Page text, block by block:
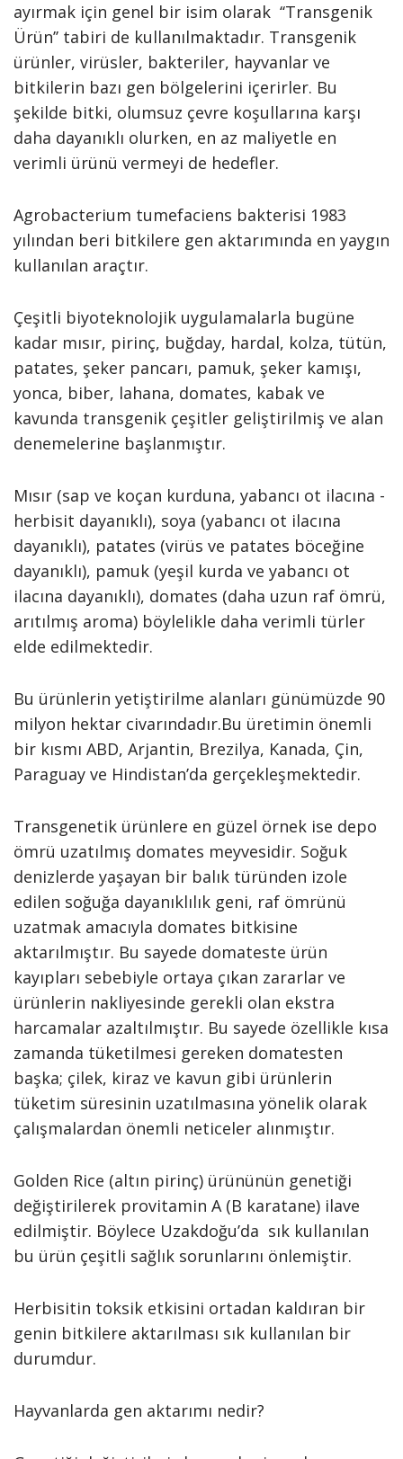
ayırmak için genel bir isim olarak ‘‘Transgenik
Ürün’’ tabiri de kullanılmaktadır. Transgenik
ürünler, virüsler, bakteriler, hayvanlar ve
bitkilerin bazı gen bölgelerini içerirler. Bu
şekilde bitki, olumsuz çevre koşullarına karşı
daha dayanıklı olurken, en az maliyetle en
verimli ürünü vermeyi de hedefler.
Agrobacterium tumefaciens bakterisi 1983
yılından beri bitkilere gen aktarımında en yaygın
kullanılan araçtır.
Çeşitli biyoteknolojik uygulamalarla bugüne
kadar mısır, pirinç, buğday, hardal, kolza, tütün,
patates, şeker pancarı, pamuk, şeker kamışı,
yonca, biber, lahana, domates, kabak ve
kavunda transgenik çeşitler geliştirilmiş ve alan
denemelerine başlanmıştır.
Mısır (sap ve koçan kurduna, yabancı ot ilacına -
herbisit dayanıklı), soya (yabancı ot ilacına
dayanıklı), patates (virüs ve patates böceğine
dayanıklı), pamuk (yeşil kurda ve yabancı ot
ilacına dayanıklı), domates (daha uzun raf ömrü,
arıtılmış aroma) böylelikle daha verimli türler
elde edilmektedir.
Bu ürünlerin yetiştirilme alanları günümüzde 90
milyon hektar civarındadır.Bu üretimin önemli
bir kısmı ABD, Arjantin, Brezilya, Kanada, Çin,
Paraguay ve Hindistan’da gerçekleşmektedir.
Transgenetik ürünlere en güzel örnek ise depo
ömrü uzatılmış domates meyvesidir. Soğuk
denizlerde yaşayan bir balık türünden izole
edilen soğuğa dayanıklılık geni, raf ömrünü
uzatmak amacıyla domates bitkisine
aktarılmıştır. Bu sayede domateste ürün
kayıpları sebebiyle ortaya çıkan zararlar ve
ürünlerin nakliyesinde gerekli olan ekstra
harcamalar azaltılmıştır. Bu sayede özellikle kısa
zamanda tüketilmesi gereken domatesten
başka; çilek, kiraz ve kavun gibi ürünlerin
tüketim süresinin uzatılmasına yönelik olarak
çalışmalardan önemli neticeler alınmıştır.
Golden Rice (altın pirinç) ürününün genetiği
değiştirilerek provitamin A (B karatane) ilave
edilmiştir. Böylece Uzakdoğu’da sık kullanılan
bu ürün çeşitli sağlık sorunlarını önlemiştir.
Herbisitin toksik etkisini ortadan kaldıran bir
genin bitkilere aktarılması sık kullanılan bir
durumdur.
Hayvanlarda gen aktarımı nedir?